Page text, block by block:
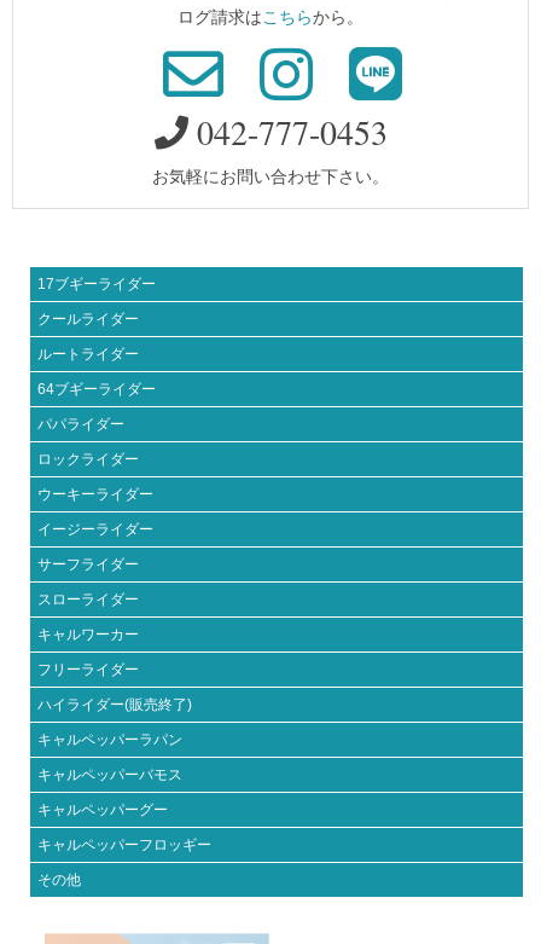
ログ請求はこちらから。
042-777-0453
お気軽にお問い合わせ下さい。
17ブギーライダー
クールライダー
ルートライダー
64ブギーライダー
パパライダー
ロックライダー
ウーキーライダー
イージーライダー
サーフライダー
スローライダー
キャルワーカー
フリーライダー
ハイライダー(販売終了)
キャルペッパーラパン
キャルペッパーバモス
キャルペッパーグー
キャルペッパーフロッギー
その他